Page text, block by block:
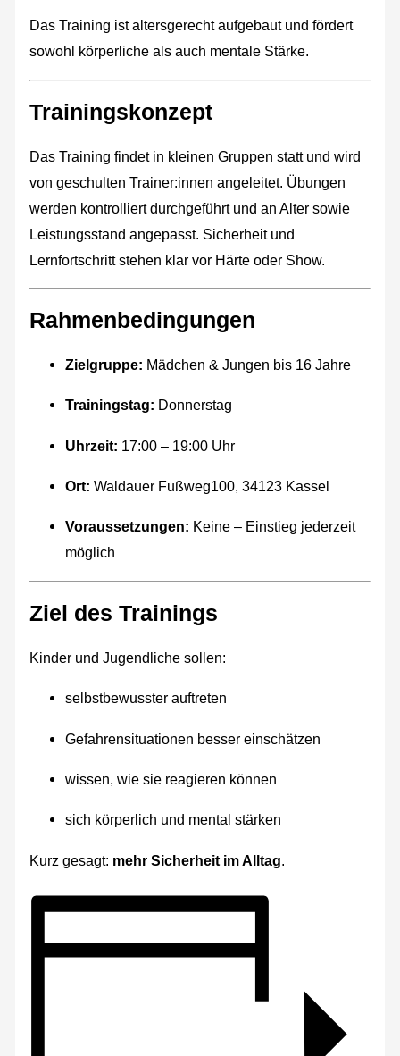
Das Training ist altersgerecht aufgebaut und fördert
sowohl körperliche als auch mentale Stärke.
Trainingskonzept
Das Training findet in kleinen Gruppen statt und wird
von geschulten Trainer:innen angeleitet. Übungen
werden kontrolliert durchgeführt und an Alter sowie
Leistungsstand angepasst. Sicherheit und
Lernfortschritt stehen klar vor Härte oder Show.
Rahmenbedingungen
Zielgruppe: Mädchen & Jungen bis 16 Jahre
Trainingstag: Donnerstag
Uhrzeit: 17:00 – 19:00 Uhr
Ort: Waldauer Fußweg100, 34123 Kassel
Voraussetzungen: Keine – Einstieg jederzeit
möglich
Ziel des Trainings
Kinder und Jugendliche sollen:
selbstbewusster auftreten
Gefahrensituationen besser einschätzen
wissen, wie sie reagieren können
sich körperlich und mental stärken
Kurz gesagt: mehr Sicherheit im Alltag.